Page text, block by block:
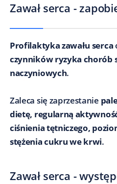
Zawał serca -
Profilaktyka zawału serca
czynników ryzyka chorób
naczyniowych.
Zaleca się zaprzestanie
dietę, regularną
ciśnienia tętniczego,
stężenia cukru we krwi.
Zawał serca -